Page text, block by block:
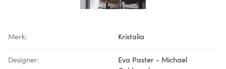
Merk: Kristalia
Designer:
Eva Paster - Michael